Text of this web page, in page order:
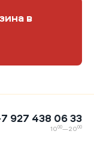
в
927 438 06 33
1000—2000